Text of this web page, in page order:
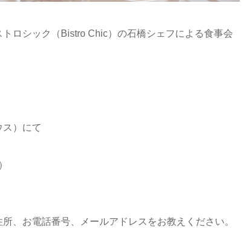
ロシック（Bistro Chic）の石橋シェフによる食事会
）にて
、お電話番号、メールアドレスをお教えください。